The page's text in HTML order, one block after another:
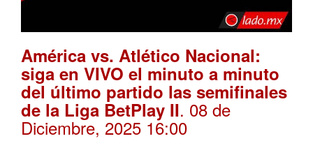
América vs. Atlético Nacional:
siga en VIVO el minuto a minuto
del último partido las semifinales
de la Liga BetPlay II. 08 de
Diciembre, 2025 16:00